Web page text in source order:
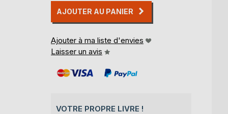
AJOUTER AU PANIER
Ajouter à ma liste d'envies
Laisser un avis
VOTRE PROPRE LIVRE !